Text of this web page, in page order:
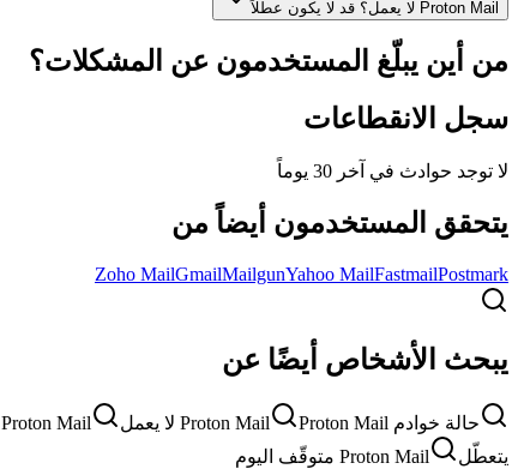
Proton Mail لا يعمل؟ قد لا يكون عطلاً
من أين يبلّغ المستخدمون عن المشكلات؟
سجل الانقطاعات
لا توجد حوادث في آخر 30 يوماً
يتحقق المستخدمون أيضاً من
Zoho MailGmailMailgunYahoo MailFastmailPostmark
يبحث الأشخاص أيضًا عن
حالة خوادم Proton Mail Proton Mail لا يعمل Proton Mail لا يتحمّل
يتعطّل
Proton Mail متوقّف اليوم